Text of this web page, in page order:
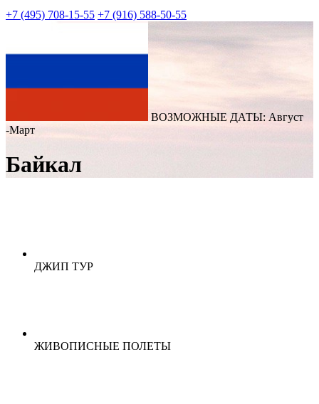
+7 (495) 708-15-55 +7 (916) 588-50-55
ВОЗМОЖНЫЕ ДАТЫ: Август
-Март
Байкал
ДЖИП ТУР
ЖИВОПИСНЫЕ ПОЛЕТЫ